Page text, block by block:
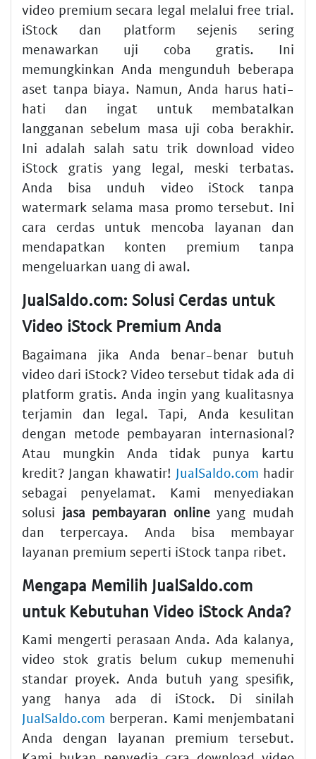
video premium secara legal melalui free trial.
iStock dan platform sejenis sering
menawarkan uji coba gratis. Ini
memungkinkan Anda mengunduh beberapa
aset tanpa biaya. Namun, Anda harus hati-
hati dan ingat untuk membatalkan
langganan sebelum masa uji coba berakhir.
Ini adalah salah satu trik download video
iStock gratis yang legal, meski terbatas.
Anda bisa unduh video iStock tanpa
watermark selama masa promo tersebut. Ini
cara cerdas untuk mencoba layanan dan
mendapatkan konten premium tanpa
mengeluarkan uang di awal.
JualSaldo.com: Solusi Cerdas untuk
Video iStock Premium Anda
Bagaimana jika Anda benar-benar butuh
video dari iStock? Video tersebut tidak ada di
platform gratis. Anda ingin yang kualitasnya
terjamin dan legal. Tapi, Anda kesulitan
dengan metode pembayaran internasional?
Atau mungkin Anda tidak punya kartu
kredit? Jangan khawatir! JualSaldo.com hadir
sebagai penyelamat. Kami menyediakan
solusi jasa pembayaran onlineyang mudah
dan terpercaya. Anda bisa membayar
layanan premium seperti iStock tanpa ribet.
Mengapa Memilih JualSaldo.com
untuk Kebutuhan Video iStock Anda?
Kami mengerti perasaan Anda. Ada kalanya,
video stok gratis belum cukup memenuhi
standar proyek. Anda butuh yang spesifik,
yang hanya ada di iStock. Di sinilah
JualSaldo.com berperan. Kami menjembatani
Anda dengan layanan premium tersebut.